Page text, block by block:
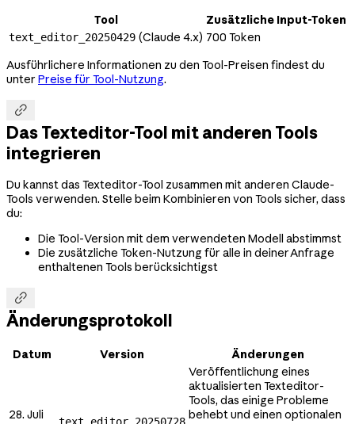
Tool
Zusätzliche Input-Token
text_editor_20250429 (Claude 4.x) 700 Token
Ausführlichere Informationen zu den Tool-Preisen findest du
unter Preise für Tool-Nutzung.

Das Texteditor-Tool mit anderen Tools
integrieren
Du kannst das Texteditor-Tool zusammen mit anderen Claude-
Tools verwenden. Stelle beim Kombinieren von Tools sicher, dass
du:
Die Tool-Version mit dem verwendeten Modell abstimmst
Die zusätzliche Token-Nutzung für alle in deiner Anfrage
enthaltenen Tools berücksichtigst

Änderungsprotokoll
Datum Version Änderungen
28. Juli
text_editor_20250728
Veröffentlichung eines
aktualisierten Texteditor-
Tools, das einige Probleme
behebt und einen optionalen